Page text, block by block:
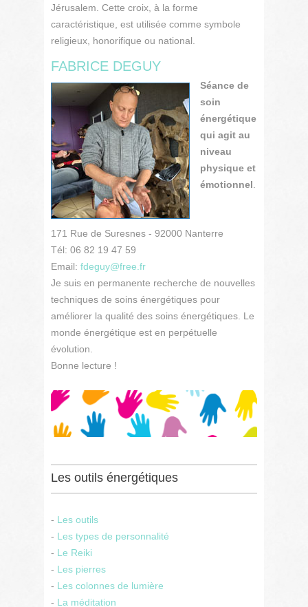
Jérusalem. Cette croix, à la forme
caractéristique, est utilisée comme symbole
religieux, honorifique ou national.
FABRICE DEGUY
Séance de
soin
énergétique
qui agit au
niveau
physique et
émotionnel
171 Rue de Suresnes - 92000 Nanterre
Tél: 06 82 19 47 59
Email: fdeguy@free.fr
Je suis en permanente recherche de nouvelles
techniques de soins énergétiques pour
améliorer la qualité des soins énergétiques. Le
monde énergétique est en perpétuelle
évolution.
Bonne lecture !
Les outils énergétiques
- Les outils
- Les types de personnalité
- Le Reiki
- Les pierres
- Les colonnes de lumière
- La méditation